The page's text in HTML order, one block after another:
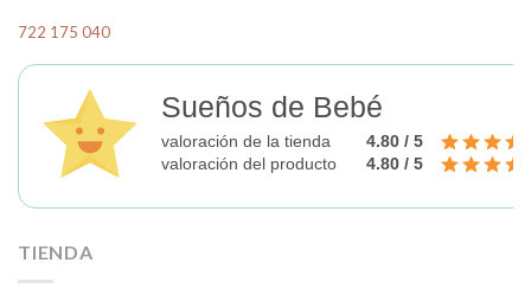
722 175 040
Sueños de Bebé
valoración de la tienda
4.80 / 5
valoración del producto
4.80 / 5
TIENDA